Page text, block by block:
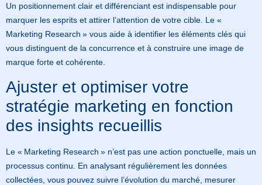
Un positionnement clair et différenciant est indispensable pour
marquer les esprits et attirer l’attention de votre cible. Le «
Marketing Research » vous aide à identifier les éléments clés qui
vous distinguent de la concurrence et à construire une image de
marque forte et cohérente.
Ajuster et optimiser votre
stratégie marketing en fonction
des insights recueillis
Le « Marketing Research » n’est pas une action ponctuelle, mais un
processus continu. En analysant régulièrement les données
collectées, vous pouvez suivre l’évolution du marché, mesurer